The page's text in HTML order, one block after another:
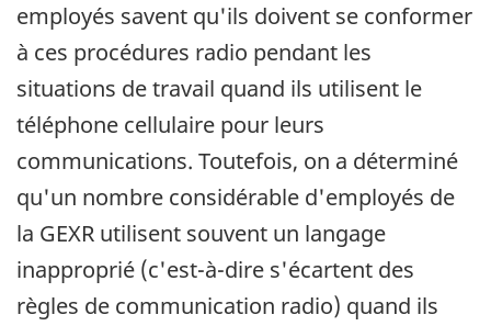
employés savent qu'ils doivent se conformer
à ces procédures radio pendant les
situations de travail quand ils utilisent le
téléphone cellulaire pour leurs
communications. Toutefois, on a déterminé
qu'un nombre considérable d'employés de
la GEXR utilisent souvent un langage
inapproprié (c'est-à-dire s'écartent des
règles de communication radio) quand ils